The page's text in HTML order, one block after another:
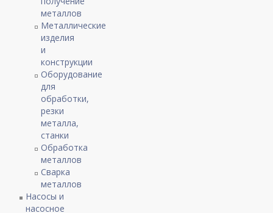
металлов
Металлические
изделия
и
конструкции
Оборудование
для
обработки,
резки
металла,
станки
Обработка
металлов
Сварка
металлов
Насосы и
насосное